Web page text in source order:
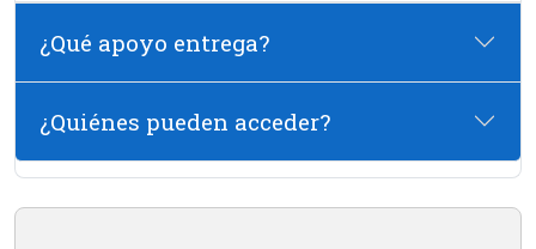
¿Qué apoyo entrega?
¿Quiénes pueden acceder?